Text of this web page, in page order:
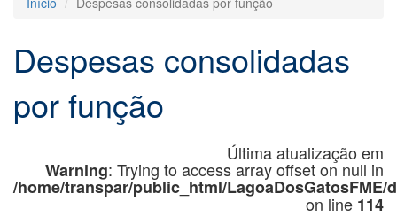
Despesas consolidadas
por função
Última atualização em
Warning: Trying to access array offset on null in
/home/transpar/public_html/LagoaDosGatosFME/
on line 114